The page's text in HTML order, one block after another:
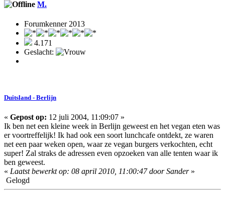
M.
Forumkenner 2013
4.171
Geslacht:
Duitsland - Berlijn
« Gepost op: 12 juli 2004, 11:09:07 »
Ik ben net een kleine week in Berlijn geweest en het vegan eten was
er voortreffelijk! Ik had ook een soort lunchcafe ontdekt, ze waren
net een paar weken open, waar ze vegan burgers verkochten, echt
super! Zal straks de adressen even opzoeken van alle tenten waar ik
ben geweest.
« Laatst bewerkt op: 08 april 2010, 11:00:47 door Sander»
Gelogd